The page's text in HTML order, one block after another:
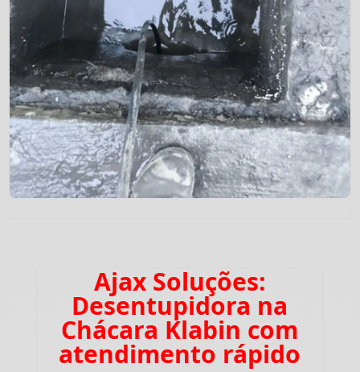
Ajax Soluções:
Desentupidora na
Chácara Klabin com
atendimento rápido